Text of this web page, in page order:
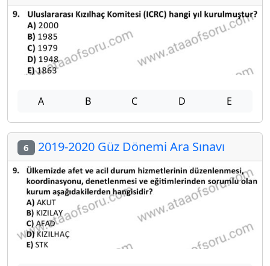
A B C D E
6 2019-2020 Güz Dönemi Ara Sınavı